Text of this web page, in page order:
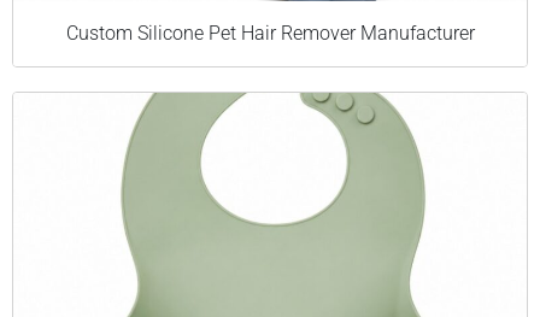
Custom Silicone Pet Hair Remover Manufacturer